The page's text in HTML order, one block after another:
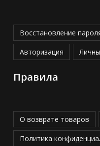
Восстановление
Авторизация
Правила
О возврате товаров
Политика